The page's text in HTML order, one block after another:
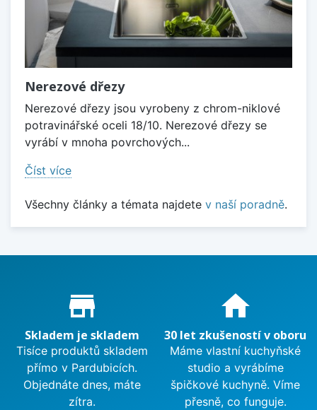
Nerezové dřezy
Nerezové dřezy jsou vyrobeny z chrom-niklové
potravinářské oceli 18/10. Nerezové dřezy se
vyrábí v mnoha povrchových...
Číst více
Všechny články a témata najdete v naší poradně.
Proč nakupovat u nás?
store_mall_directory
Skladem je skladem
Tisíce produktů skladem
přímo v Pardubicích.
Objednáte dnes, máte
zítra.
home
30 let zkušeností v oboru
Máme vlastní kuchyňské
studio a vyrábíme
špičkové kuchyně. Víme
přesně, co funguje.